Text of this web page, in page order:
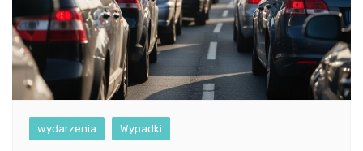
wydarzenia Wypadki